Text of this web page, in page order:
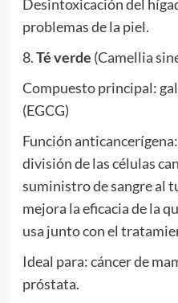
Desintoxicación del
problemas de la piel.
8.Té verde (Camellia
Compuesto principal:
(EGCG)
Función
división de las células
suministro de sangre al
mejora la eficacia de la
usa junto con el
Ideal para: cáncer de
próstata.